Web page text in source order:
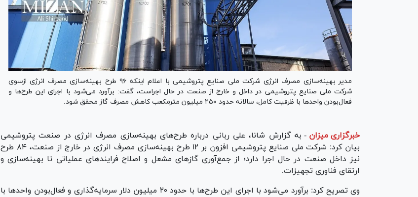
مدیر بهینه‌سازی مصرف انرژی شرکت ملی صنایع پتروشیمی با اعلام اینکه ۹۶ طرح بهینه‌سازی مصرف انرژی ازسوی
شرکت ملی صنایع پتروشیمی در داخل و خارج از صنعت در حال اجراست، گفت: برآورد می‌شود با اجرای این طرح‌ها و
فعال‌بودن واحد‌ها با ظرفیت کامل، سالانه حدود ۲۵۰ میلیون مترمکعب کاهش مصرف گاز محقق شود.
خبرگزاری میزان - به گزارش شانا، علی ربانی درباره طرح‌های بهینه‌سازی مصرف انرژی در صنعت پتروشیمی
بیان کرد: شرکت ملی صنایع پتروشیمی افزون بر ۱۲ طرح بهینه‌سازی مصرف انرژی در خارج از صنعت، ۸۴ طرح
نیز داخل صنعت در حال اجرا دارد؛ از جمع‌آوری گاز‌های مشعل و اصلاح فرایند‌های عملیاتی تا بهینه‌سازی و
ارتقای فناوری تجهیزات.
وی تصریح کرد: برآورد می‌شود با اجرای این طرح‌ها با حدود ۲۰ میلیون دلار سرمایه‌گذاری و فعال‌بودن واحد‌ها با